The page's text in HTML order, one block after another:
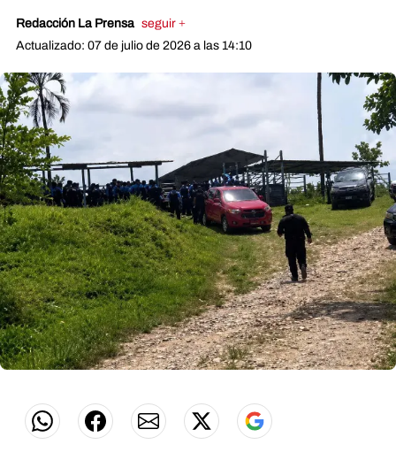
Redacción La Prensa seguir +
Actualizado: 07 de julio de 2026 a las 14:10